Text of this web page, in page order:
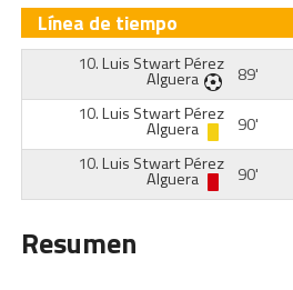
Línea de tiempo
10.Luis Stwart Pérez
Alguera
89'
10.Luis Stwart Pérez
Alguera
90'
10.Luis Stwart Pérez
Alguera 90'
Resumen